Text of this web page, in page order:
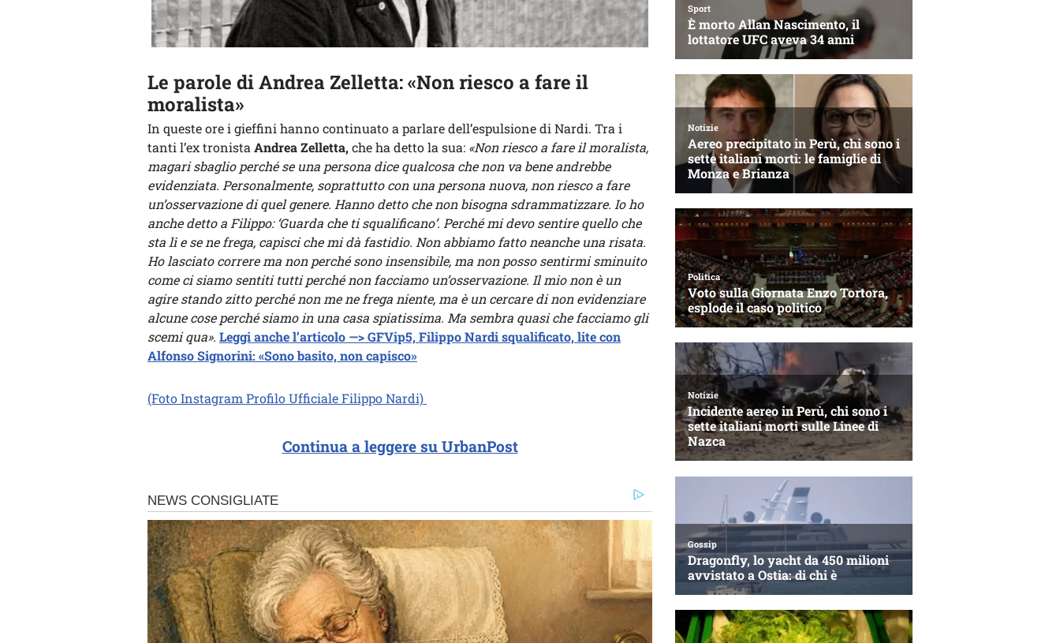
Le parole di Andrea Zelletta: «Non riesco a fare il
moralista»
In queste ore i gieffini hanno continuato a parlare dell’espulsione di Nardi. Tra i
tanti l’ex tronista Andrea Zelletta,che ha detto la sua: «Non riesco a fare il moralista,
magari sbaglio perché se una persona dice qualcosa che non va bene andrebbe
evidenziata. Personalmente, soprattutto con una persona nuova, non riesco a fare
un’osservazione di quel genere. Hanno detto che non bisogna sdrammatizzare. Io ho
anche detto a Filippo: ‘Guarda che ti squalificano’. Perché mi devo sentire quello che
sta lì e se ne frega, capisci che mi dà fastidio. Non abbiamo fatto neanche una risata.
Ho lasciato correre ma non perché sono insensibile, ma non posso sentirmi sminuito
come ci siamo sentiti tutti perché non facciamo un’osservazione. Il mio non è un
agire stando zitto perché non me ne frega niente, ma è un cercare di non evidenziare
alcune cose perché siamo in una casa spiatissima. Ma sembra quasi che facciamo gli
scemi qua». Leggi anche l’articolo —> GFVip5, Filippo Nardi squalificato, lite con
Alfonso Signorini: «Sono basito, non capisco»
(Foto Instagram Profilo Ufficiale Filippo Nardi)
Continua a leggere su UrbanPost